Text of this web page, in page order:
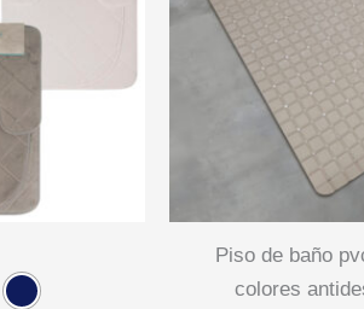
piso de baño pvc rctangular
colores